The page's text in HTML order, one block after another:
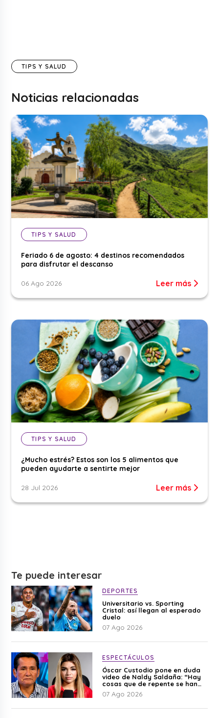
TIPS Y SALUD
Noticias relacionadas
TIPS Y SALUD
Feriado 6 de agosto: 4 destinos recomendados
para disfrutar el descanso
06 Ago 2026 Leer más
TIPS Y SALUD
¿Mucho estrés? Estos son los 5 alimentos que
pueden ayudarte a sentirte mejor
28 Jul 2026 Leer más
Te puede interesar
DEPORTES
Universitario vs. Sporting
Cristal: así llegan al esperado
duelo
07 Ago 2026
ESPECTÁCULOS
Óscar Custodio pone en duda
video de Naldy Saldaña: “Hay
cosas que de repente se han
editado”
07 Ago 2026